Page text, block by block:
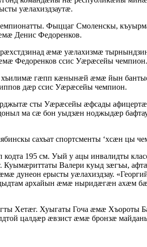
уæлахиздзаутæ.
Фыццаг Смоленскы,
Денис Федоренков.
æмæ уæлахизмæ
Федоренков ссис Уæрæсейы чемпион.
гæпп кæнынæй æмæ йын
дæр ссис Уæрæсейы чемпион.
сты Уæрæсейы æфсады
ма сæ бон уыдзæн ноджыдæр
сахъат спортсменты ‘хсæн цы
195 см. Уый у ацы инвалидты
Валери куыд зæгъы,
дунеон ерысты уæлахиздзау.
архайын æмæ ныридæгæн ахæм
Хетæг. Хуыгаты Гоча æмæ Хъороты
цалдæр æвзист æмæ бронзæ